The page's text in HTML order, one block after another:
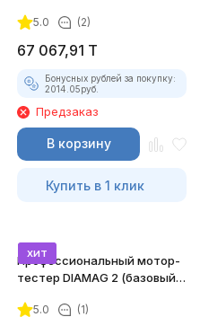
5.0 (2)
67 067,91 T
Бонусных рублей за покупку:
2014.05руб.
Предзаказ
В корзину
Купить в 1 клик
хит
Профессиональный мотор-
тестер DIAMAG 2 (базовый
5.0 (1)